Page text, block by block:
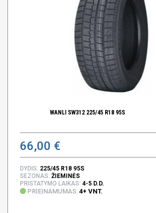
WANLI SW312 225/45 R18 95S
66,00 €
DYDIS: 225/45 R18 95S
SEZONAS: ŽIEMINĖS
PRISTATYMO LAIKAS: 4-5 D.D.
PRIEINAMUMAS: 4+ VNT.